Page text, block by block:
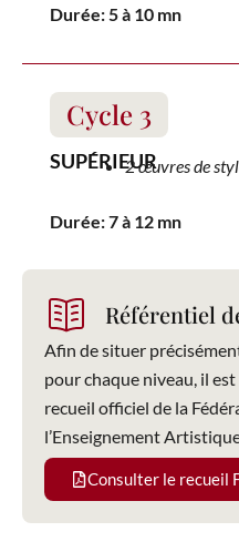
Durée: 5 à 10 mn
Cycle 3
SUPÉRIEUR2 œuvres de
Durée: 7 à 12 mn
Référentiel
Afin de situer
pour chaque niveau, il
recueil officiel de la
l’Enseignement
Consulter le recueil